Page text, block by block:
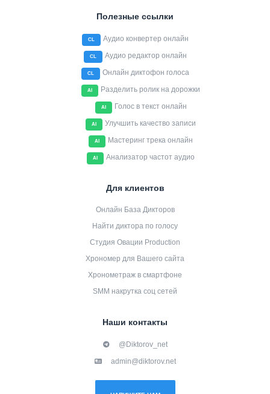
Полезные ссылки
CL Аудио конвертер онлайн
CL Аудио редактор онлайн
CL Онлайн диктофон голоса
AI Разделить ролик на дорожки
AI Голос в текст онлайн
AI Улучшить качество записи
AI Мастеринг трека онлайн
AI Анализатор частот аудио
Для клиентов
Онлайн База Дикторов
Найти диктора по голосу
Студия Овации Production
Хрономер для Вашего сайта
Хронометраж в смартфоне
SMM накрутка соц сетей
Наши контакты
@Diktorov_net
admin@diktorov.net